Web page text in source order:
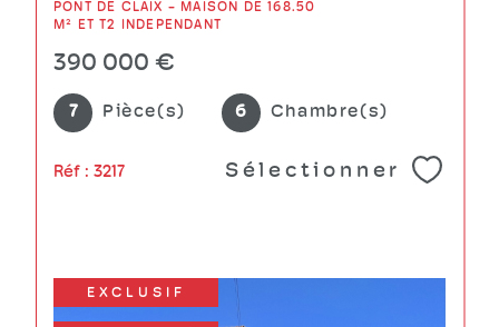
PONT DE CLAIX - MAISON DE 168.50
M² ET T2 INDEPENDANT
390 000 €
7 Pièce(s) 6 Chambre(s)
Réf : 3217 Sélectionner
EXCLUSIF